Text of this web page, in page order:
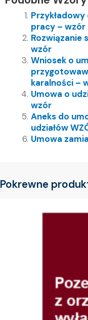
pracy – wzór
Rozwiązanie
wzór
Wniosek o
karalności –
Umowa o
wzór
Aneks do
udziałów
Umowa
Pokrewne